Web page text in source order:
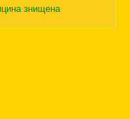
знищена